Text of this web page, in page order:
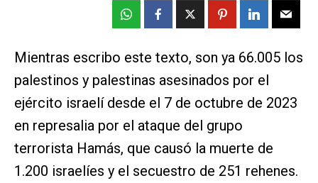
Mientras escribo este texto, son ya 66.005 los
palestinos y palestinas asesinados por el
ejército israelí desde el 7 de octubre de 2023
en represalia por el ataque del grupo
terrorista Hamás, que causó la muerte de
1.200 israelíes y el secuestro de 251 rehenes.